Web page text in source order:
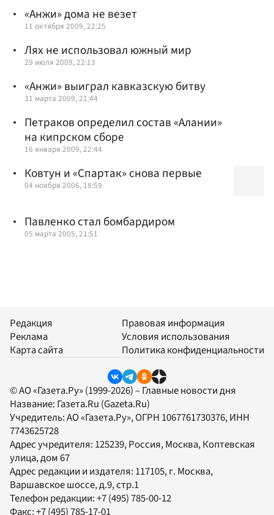
«Анжи» дома не везет
11 октября 2009, 22:25
Лях не использовал южный мир
29 июля 2009, 22:13
«Анжи» выиграл кавказскую битву
31 марта 2009, 21:44
Петраков определил состав «Алании»
на кипрском сборе
16 января 2009, 22:44
Ковтун и «Спартак» снова первые
04 ноября 2006, 18:59
Павленко стал бомбардиром
05 марта 2005, 21:51
Редакция
Реклама
Карта сайта
Правовая информация
Условия использования
Политика конфиденциальности
© АО «Газета.Ру» (1999-2026) – Главные новости дня
Название: Газета.Ru (Gazeta.Ru)
Учредитель:АО «Газета.Ру», ОГРН 1067761730376, ИНН
7743625728
Адрес учредителя: 125239, Россия, Москва, Коптевская
улица, дом 67
Адрес редакции и издателя: 117105, г. Москва,
Варшавское шоссе, д.9, стр.1
Телефон редакции:+7 (495) 785-00-12
Факс:+7 (495) 785-17-01